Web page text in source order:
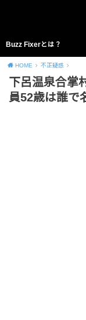
Buzz Fixerとは？
HOME 不正疑惑
下呂温泉合掌
員52歳は誰で